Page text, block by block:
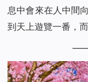
息中會來在人中間
到天上遊覽一番，
——